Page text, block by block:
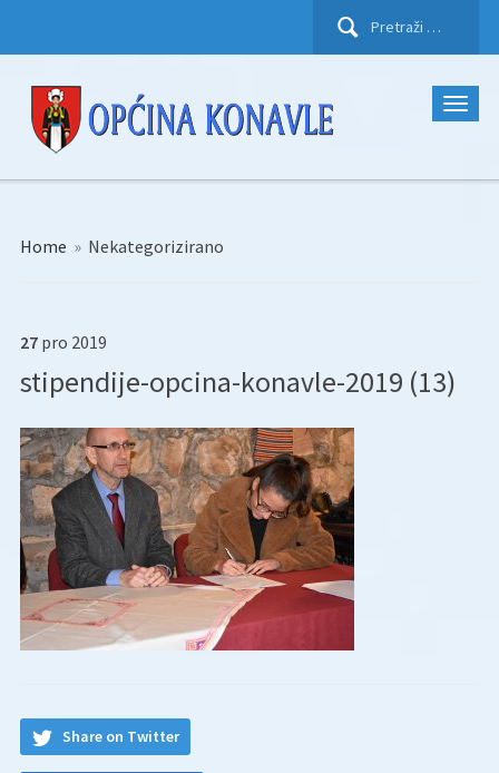
Pretraži:
Home » Nekategorizirano
27 pro 2019
stipendije-opcina-konavle-2019 (13)
Share on Twitter